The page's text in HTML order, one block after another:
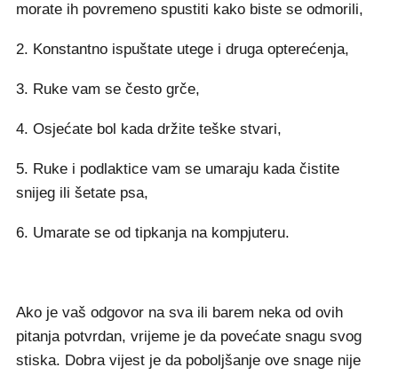
morate ih povremeno spustiti kako biste se odmorili,
2. Konstantno ispuštate utege i druga opterećenja,
3. Ruke vam se često grče,
4. Osjećate bol kada držite teške stvari,
5. Ruke i podlaktice vam se umaraju kada čistite
snijeg ili šetate psa,
6. Umarate se od tipkanja na kompjuteru.
Ako je vaš odgovor na sva ili barem neka od ovih
pitanja potvrdan, vrijeme je da povećate snagu svog
stiska. Dobra vijest je da poboljšanje ove snage nije